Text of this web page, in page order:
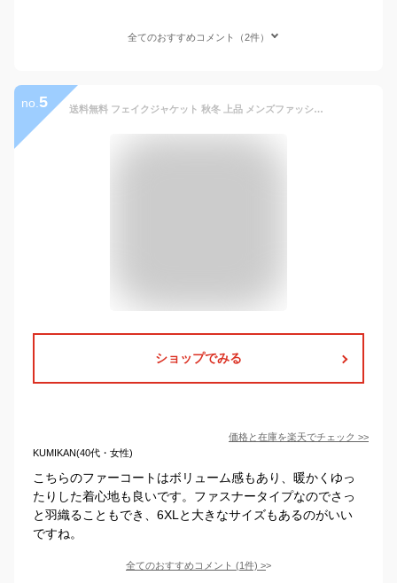
全てのおすすめコメント（2件）
no. 5 送料無料 フェイクジャケット 秋冬 上品 メンズファッション ファーコート 上着 チェスターコート 防寒 フェイクファー メンズ ハーフコート 暖かい ボリュームファー お兄系 アウター お洒落 おしゃれ ファー ジャケット ゆったり 長袖 ファスナータイプ size: S～6XL
ショップでみる
価格と在庫を楽天でチェック >>
KUMIKAN(40代・女性)
こちらのファーコートはボリューム感もあり、暖かくゆっ
たりした着心地も良いです。ファスナータイプなのでさっ
と羽織ることもでき、6XLと大きなサイズもあるのがいい
ですね。
全てのおすすめコメント (1件) >